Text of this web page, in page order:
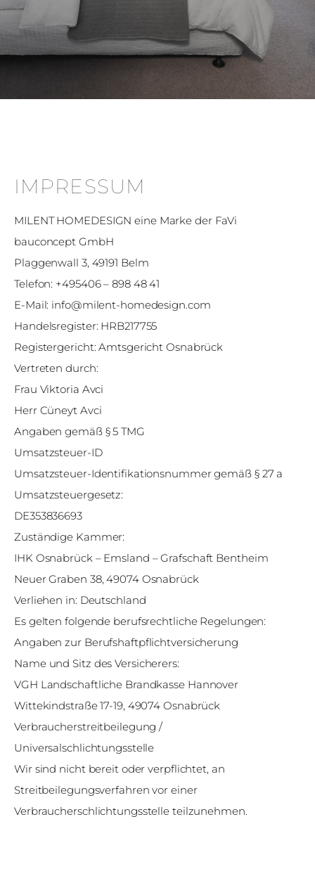
IMPRESSUM
MILENT HOMEDESIGN eine Marke der FaVi
bauconcept GmbH
Plaggenwall 3, 49191 Belm
Telefon: +495406 – 898 48 41
E-Mail: info@milent-homedesign.com
Handelsregister: HRB217755
Registergericht: Amtsgericht Osnabrück
Vertreten durch:
Frau Viktoria Avci
Herr Cüneyt Avci
Angaben gemäß § 5 TMG
Umsatzsteuer-ID
Umsatzsteuer-Identifikationsnummer gemäß § 27 a
Umsatzsteuergesetz:
DE353836693
Zuständige Kammer:
IHK Osnabrück – Emsland – Grafschaft Bentheim
Neuer Graben 38, 49074 Osnabrück
Verliehen in: Deutschland
Es gelten folgende berufsrechtliche Regelungen:
Angaben zur Berufshaftpflichtversicherung
Name und Sitz des Versicherers:
VGH Landschaftliche Brandkasse Hannover
Wittekindstraße 17-19, 49074 Osnabrück
Verbraucherstreitbeilegung /
Universalschlichtungsstelle
Wir sind nicht bereit oder verpflichtet, an
Streitbeilegungsverfahren vor einer
Verbraucherschlichtungsstelle teilzunehmen.